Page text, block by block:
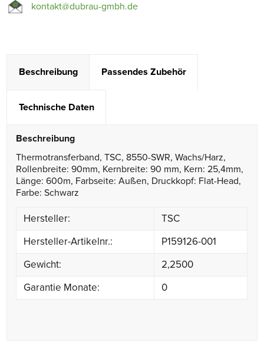
kontakt@dubrau-gmbh.de
Beschreibung Passendes Zubehör
Technische Daten
Beschreibung
Thermotransferband, TSC, 8550-SWR, Wachs/Harz,
Rollenbreite: 90mm, Kernbreite: 90 mm, Kern: 25,4mm,
Länge: 600m, Farbseite: Außen, Druckkopf: Flat-Head,
Farbe: Schwarz
Hersteller:
TSC
Hersteller-Artikelnr.:
P159126-001
Gewicht:
2,2500
Garantie Monate:
0